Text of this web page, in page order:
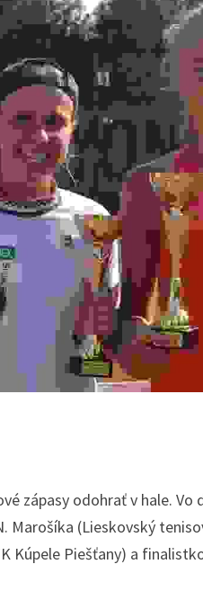
zápasy odohrať v hale.
Marošíka (Lieskovský
Kúpele Piešťany) a